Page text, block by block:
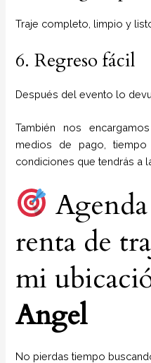
Traje completo, limpio y
6. Regreso fácil
Después del evento lo
También nos
medios de pago,
condiciones que tendrás a
renta de
mi
Angel
No pierdas tiempo